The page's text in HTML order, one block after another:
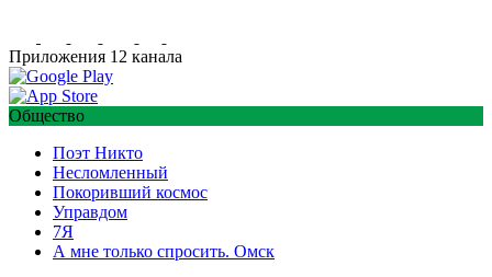
Приложения 12 канала
Общество
Поэт Никто
Несломленный
Покоривший космос
Управдом
7Я
А мне только спросить. Омск